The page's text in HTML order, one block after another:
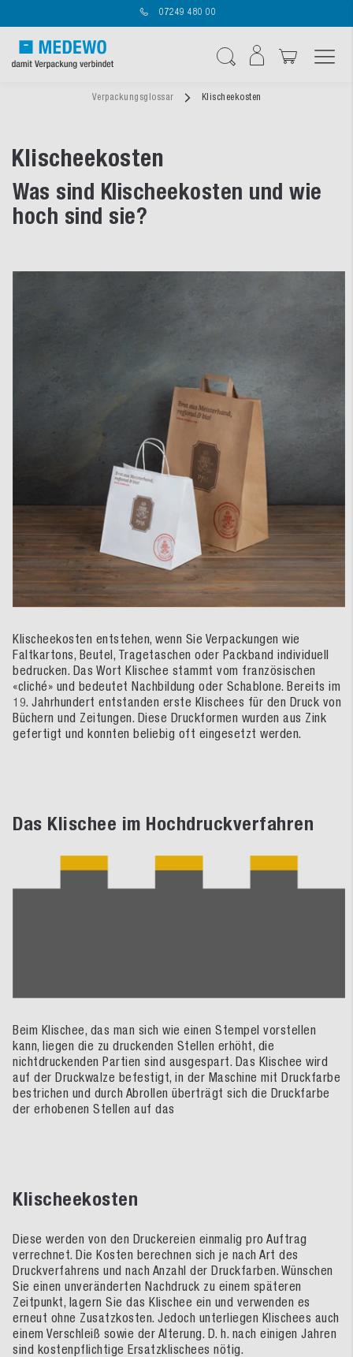
07249 480 00
Verpackungsglossar Klischeekosten
Klischeekosten
Was sind Klischeekosten und wie
hoch sind sie?
Klischeekosten entstehen, wenn Sie Verpackungen wie
Faltkartons, Beutel, Tragetaschen oder Packband individuell
bedrucken. Das Wort Klischee stammt vom französischen
«cliché» und bedeutet Nachbildung oder Schablone. Bereits im
19. Jahrhundert entstanden erste Klischees für den Druck von
Büchern und Zeitungen. Diese Druckformen wurden aus Zink
gefertigt und konnten beliebig oft eingesetzt werden.
Das Klischee im Hochdruckverfahren
Beim Klischee, das man sich wie einen Stempel vorstellen
kann, liegen die zu druckenden Stellen erhöht, die
nichtdruckenden Partien sind ausgespart. Das Klischee wird
auf der Druckwalze befestigt, in der Maschine mit Druckfarbe
bestrichen und durch Abrollen überträgt sich die Druckfarbe
der erhobenen Stellen auf das
Klischeekosten
Diese werden von den Druckereien einmalig pro Auftrag
verrechnet. Die Kosten berechnen sich je nach Art des
Druckverfahrens und nach Anzahl der Druckfarben. Wünschen
Sie einen unveränderten Nachdruck zu einem späteren
Zeitpunkt, lagern Sie das Klischee ein und verwenden es
erneut ohne Zusatzkosten. Jedoch unterliegen Klischees auch
einem Verschleiß sowie der Alterung. D. h. nach einigen Jahren
sind kostenpflichtige Ersatzklischees nötig.